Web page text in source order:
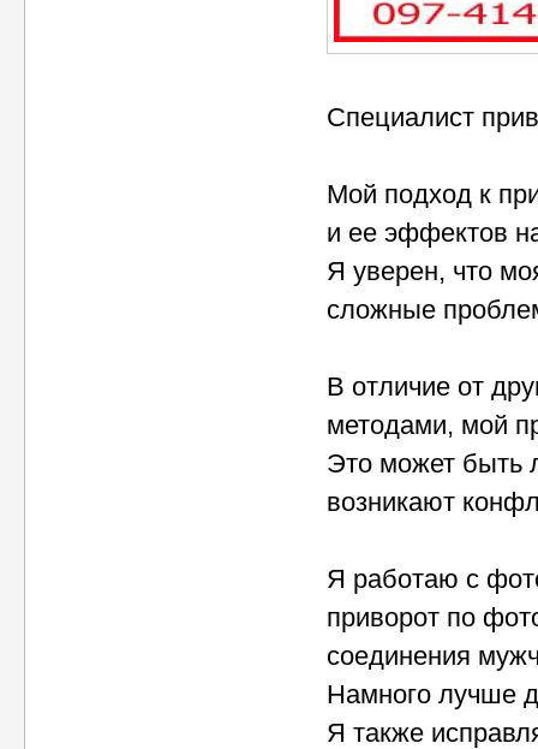
Специалист
Мой подход к
и ее эффектов
Я уверен, что
сложные
В отличие от
методами, мой
Это может быть
возникают
Я работаю с
приворот по
соединения
Намного лучше
Я также